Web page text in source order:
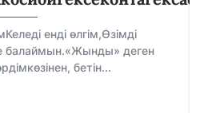
енді өлгім,Өзімді
балаймын.«Жынды» деген
бетін...